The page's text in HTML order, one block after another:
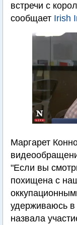
встречи с
сообщает Irish
Маргарет
"Если вы
похищена с
удерживаюсь
назвала